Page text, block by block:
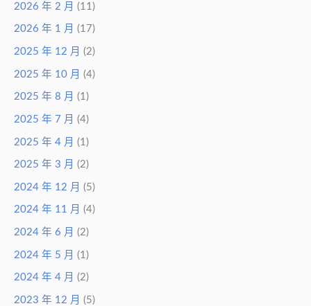
2026 年 2 月 (11)
2026 年 1 月 (17)
2025 年 12 月 (2)
2025 年 10 月 (4)
2025 年 8 月 (1)
2025 年 7 月 (4)
2025 年 4 月 (1)
2025 年 3 月 (2)
2024 年 12 月 (5)
2024 年 11 月 (4)
2024 年 6 月 (2)
2024 年 5 月 (1)
2024 年 4 月 (2)
2023 年 12 月 (5)